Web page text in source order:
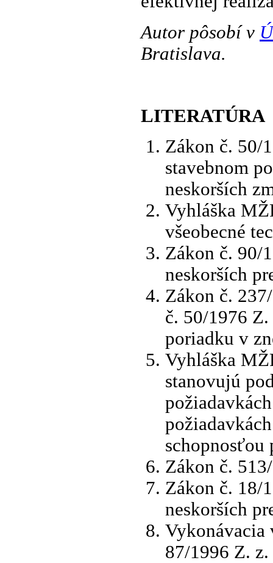
Autor pôsobí v
Bratislava.
LITERATÚRA
Zákon č. 50/
stavebnom
neskorších
Vyhláška
všeobecné
Zákon č. 90/
neskorších
Zákon č.
č. 50/1976
poriadku v
Vyhláška
stanovujú
schopnosťou
Zákon č.
Zákon č. 18/
neskorších
Vykonávacia
87/1996 Z. z.